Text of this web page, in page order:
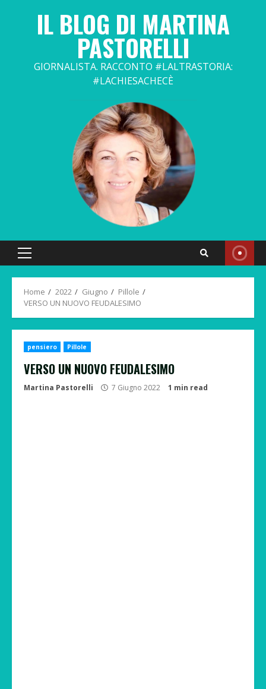
IL BLOG DI MARTINA
PASTORELLI
GIORNALISTA. RACCONTO #LALTRASTORIA:
#LACHIESACHECÈ
Primary
Home 2022 Giugno
Pillole
VERSO UN NUOVO FEUDALESIMO
pensiero Pillole
VERSO UN NUOVO FEUDALESIMO
Martina Pastorelli 7 Giugno 2022 1 min read